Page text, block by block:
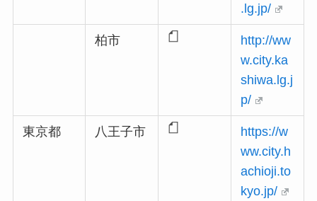
.lg.jp/
柏市
http://ww
w.city.ka
shiwa.lg.j
p/
東京都 八王子市
https://w
ww.city.h
achioji.to
kyo.jp/